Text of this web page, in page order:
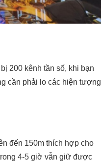
200 kênh tần số, khi bạn
cần phải lo các hiện tượng
đến 150m thích hợp cho
4-5 giờ vẫn giữ được